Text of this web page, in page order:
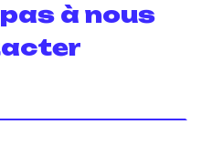
à nous